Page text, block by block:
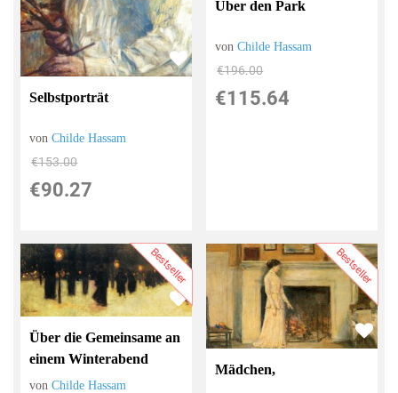
Selbstporträt
vonChilde Hassam
€153.00
€90.27
Über den Park
vonChilde Hassam
€196.00
€115.64
Bestseller
Über die Gemeinsame an
einem Winterabend
vonChilde Hassam
Bestseller
Mädchen,